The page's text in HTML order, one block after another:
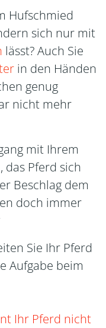
Hufschmied
sich nur mit
lässt? Auch Sie
in den Händen
genug
nicht mehr
mit Ihrem
das Pferd sich
Beschlag dem
doch immer
Sie Ihr Pferd
Aufgabe beim
Ihr Pferd nicht